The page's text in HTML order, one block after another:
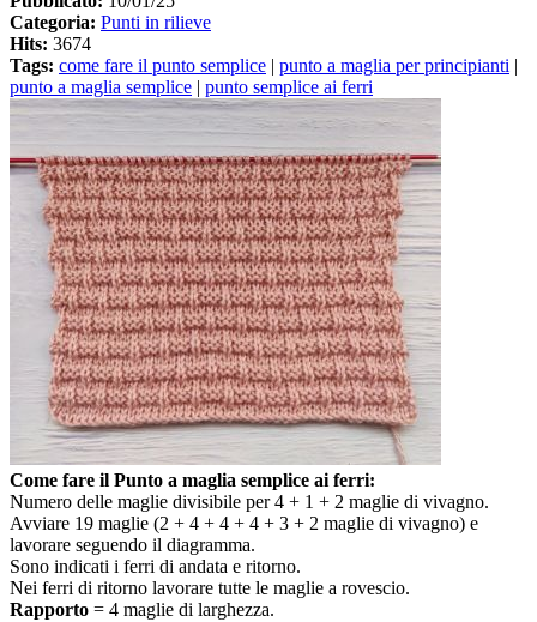
Categoria: Punti in rilieve
Hits: 3674
Tags: come fare il punto semplice punto a maglia per principianti
punto a maglia semplice
punto semplice ai ferri
Come fare il Punto a maglia semplice ai ferri:
Numero delle maglie divisibile per 4 + 1 + 2 maglie di vivagno.
Avviare 19 maglie (2 + 4 + 4 + 4 + 3 + 2 maglie di vivagno) e
lavorare seguendo il diagramma.
Sono indicati i ferri di andata e ritorno.
Nei ferri di ritorno lavorare tutte le maglie a rovescio.
Rapporto = 4 maglie di larghezza.